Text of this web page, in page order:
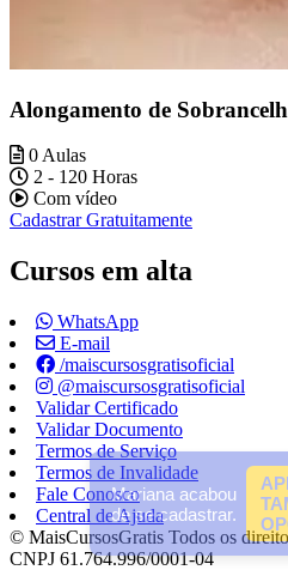
Alongamento de
0 Aulas
2 - 120 Horas
Com vídeo
Cadastrar Gratuitamente
Cursos em alta
WhatsApp
E-mail
/maiscursosgratisoficial
@maiscursosgratisoficial
Validar Certificado
Validar Documento
Termos de Serviço
Termos de Invalidade
Fale Conosco
Central de Ajuda
© MaisCursosGratis Todos os
CNPJ 61.764.996/0001-04
Mariana acabou
de se cadastrar.